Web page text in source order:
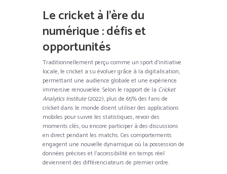
Le cricket à l’ère du
numérique : défis et
opportunités
Traditionnellement perçu comme un sport d’initiative
locale, le cricket a su évoluer grâce à la digitalisation,
permettant une audience globale et une expérience
immersive renouvelée. Selon le rapport de la Cricket
Analytics Institute(2022), plus de 65% des fans de
cricket dans le monde disent utiliser des applications
mobiles pour suivre les statistiques, revoir des
moments clés, ou encore participer à des discussions
en direct pendant les matchs. Ces comportements
engagent une nouvelle dynamique où la possession de
données précises et l’accessibilité en temps réel
deviennent des différenciateurs de premier ordre.